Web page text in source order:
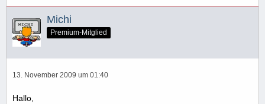
Michi
Premium-Mitglied
13. November 2009 um 01:40
Hallo,